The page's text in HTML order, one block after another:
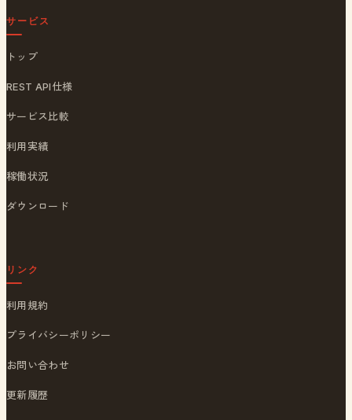
サービス
トップ
REST API仕様
サービス比較
利用実績
稼働状況
ダウンロード
リンク
利用規約
プライバシーポリシー
お問い合わせ
更新履歴